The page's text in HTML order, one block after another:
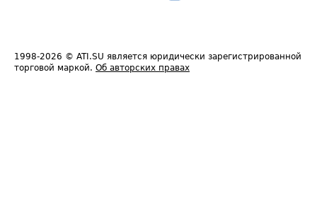
1998-2026 © ATI.SU является юридически зарегистрированной
торговой маркой. Об авторских правах